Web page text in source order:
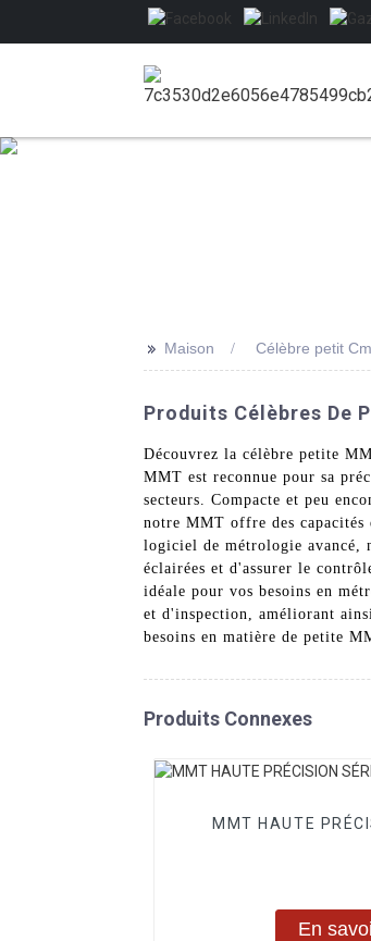
>> Maison Célèbre petit
Produits Célèbres De
Découvrez la célèbre petite
MMT est reconnue pour sa
secteurs. Compacte et peu
notre MMT offre des capacités
logiciel de métrologie avancé,
éclairées et d'assurer le
idéale pour vos besoins en
et d'inspection, améliorant
besoins en matière de petite
Produits Connexes
MMT HAUTE
En